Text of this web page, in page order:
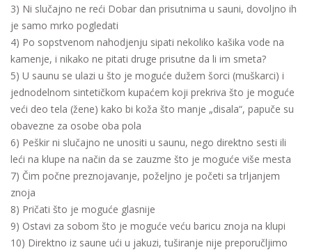
3) Ni slučajno ne reći Dobar dan prisutnima u sauni, dovoljno ih
je samo mrko pogledati
4) Po sopstvenom nahodjenju sipati nekoliko kašika vode na
kamenje, i nikako ne pitati druge prisutne da li im smeta?
5) U saunu se ulazi u što je moguće dužem šorci (muškarci) i
jednodelnom sintetičkom kupaćem koji prekriva što je moguće
veći deo tela (žene) kako bi koža što manje „disala“, papuče su
obavezne za osobe oba pola
6) Peškir ni slučajno ne unositi u saunu, nego direktno sesti ili
leći na klupe na način da se zauzme što je moguće više mesta
7) Čim počne preznojavanje, poželjno je početi sa trljanjem
znoja
8) Pričati što je moguće glasnije
9) Ostavi za sobom što je moguće veću baricu znoja na klupi
10) Direktno iz saune ući u jakuzi, tuširanje nije preporučljimo